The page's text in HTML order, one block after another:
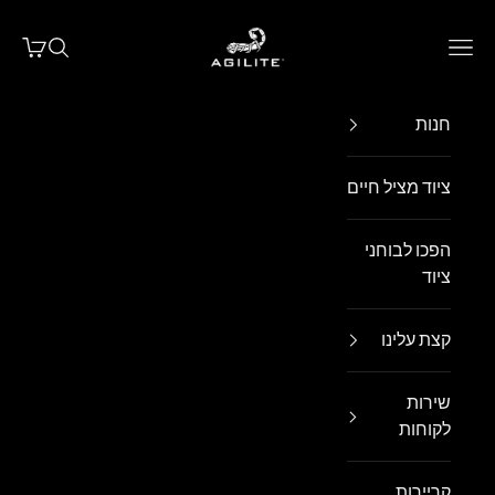
Agilite Israel
פתח תפריט ניווט פתחפתח
חנות
ציוד מציל חיים
הפכו לבוחני
ציוד
קצת עלינו
שירות
לקוחות